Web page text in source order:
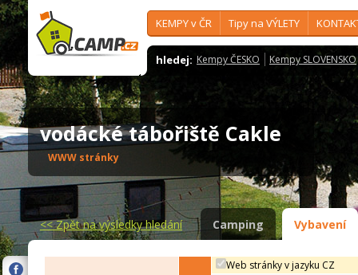
KEMPY v ČR Tipy na VÝLETY
hledej: Kempy ČESKO Kempy SLOVENSKO
vodácké tábořiště Cakle
WWW stránky
<<Zpět na výsledky hledání Camping Vybavení
Web stránky v jazyku CZ